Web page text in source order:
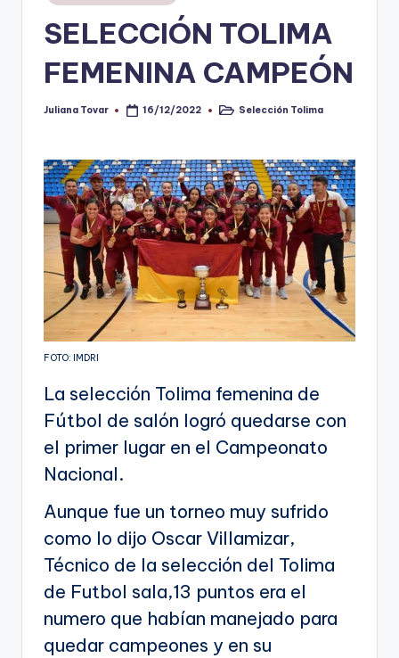
V
o
o
en
SELECCIÓN TOLIMA
FEMENINA CAMPEÓN
Publicado
Juliana Tovar 16/12/2022
Publicado
Selección Tolima
FOTO: IMDRI
La selección Tolima femenina de
Fútbol de salón logró quedarse con
el primer lugar en el Campeonato
Nacional.
Aunque fue un torneo muy sufrido
como lo dijo Oscar Villamizar,
Técnico de la selección del Tolima
de Futbol sala,13 puntos era el
numero que habían manejado para
quedar campeones y en su